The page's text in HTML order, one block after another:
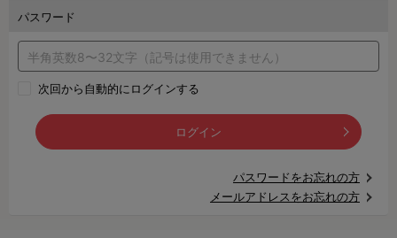
パスワード
次回から自動的にログインする
ログイン
パスワードをお忘れの方
メールアドレスをお忘れの方